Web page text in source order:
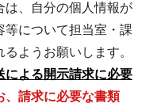
は、自分の個人情報が
等について担当室・課
ようお願いします。
による開示請求に必要
、請求に必要な書類